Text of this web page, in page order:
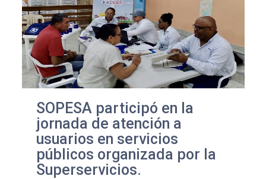
SOPESA participó en la
jornada de atención a
usuarios en servicios
públicos organizada por la
Superservicios.